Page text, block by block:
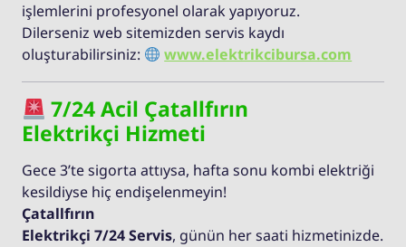
işlemlerini profesyonel olarak yapıyoruz.
Dilerseniz web sitemizden servis kaydı
oluşturabilirsiniz:
www.elektrikcibursa.com
7/24 Acil Çatallfırın
Elektrikçi Hizmeti
Gece 3’te sigorta attıysa, hafta sonu kombi elektriği
kesildiyse hiç endişelenmeyin!
Çatallfırın
Elektrikçi 7/24 Servis, günün her saati hizmetinizde.